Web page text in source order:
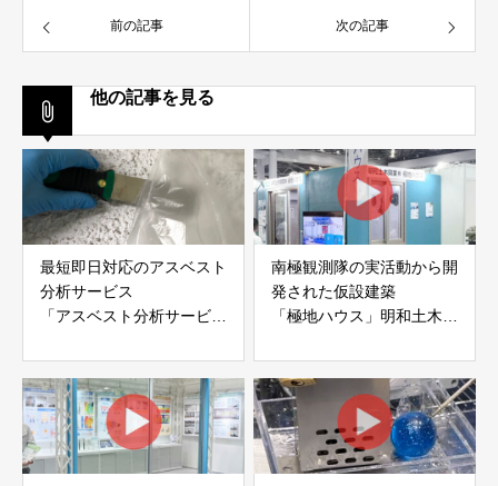
前の記事 次の記事
他の記事を見る
最短即日対応のアスベスト
分析サービス
「アスベスト分析サービ
南極観測隊の実活動から開
発された仮設建築
「極地ハウス」明和土木興